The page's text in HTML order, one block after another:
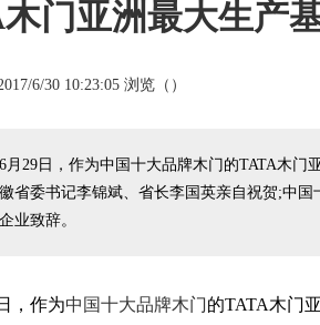
门亚洲最大生产
6/30 10:23:05 浏览（ ）
6月29日，作为中国十大品牌木门的TATA木
省委书记李锦斌、省长李国英亲自祝贺;中
业致辞。
作为中国十大品牌木门的TATA木门